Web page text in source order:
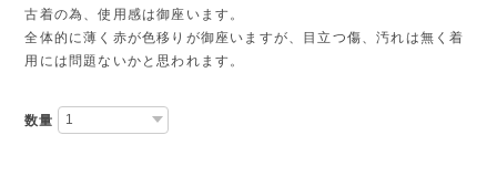
古着の為、使用感は御座います。
全体的に薄く赤が色移りが御座いますが、目立つ傷、汚れは無く着
用には問題ないかと思われます。
数量